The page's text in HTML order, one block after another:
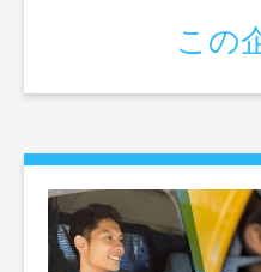
ロア・事務係など
この